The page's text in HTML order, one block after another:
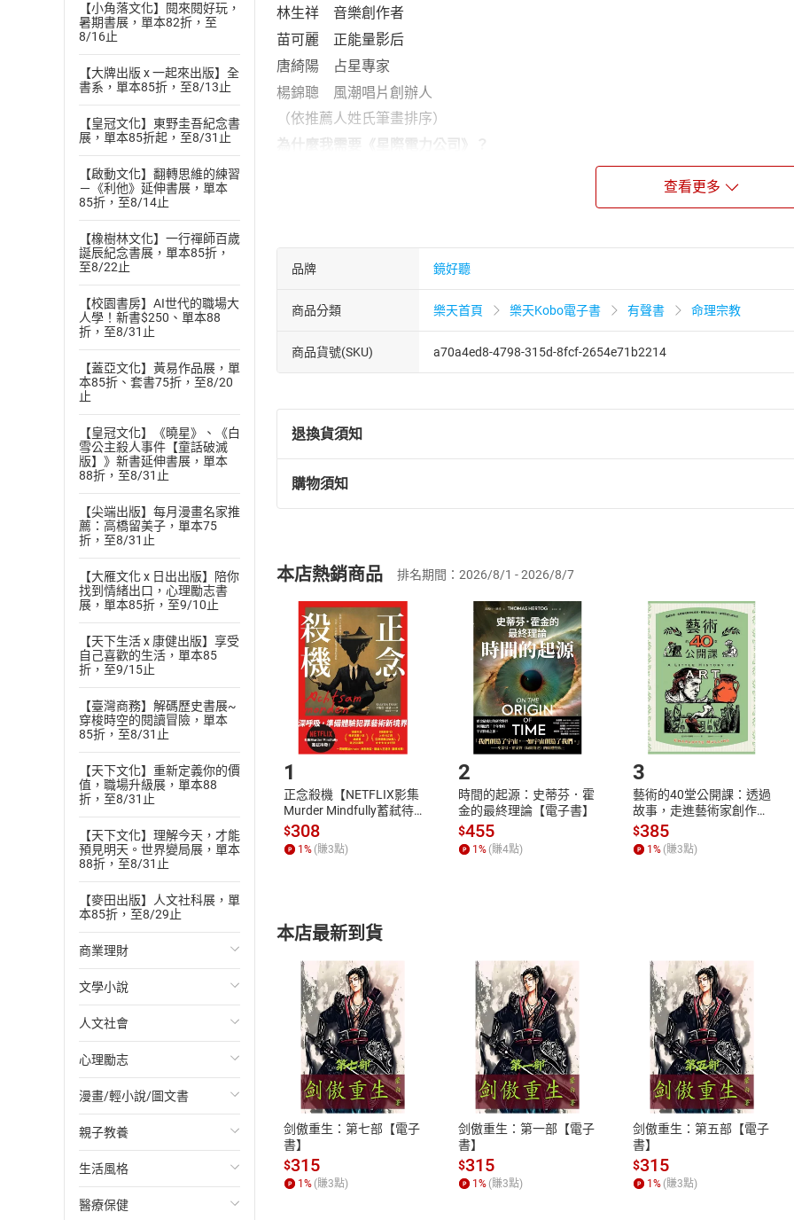
【小角落文化】閱來閱好玩，
暑期書展，單本82折，至
8/16止
【大牌出版 x 一起來出版】全
書系，單本85折，至8/13止
【皇冠文化】東野圭吾紀念書
展，單本85折起，至8/31止
【啟動文化】翻轉思維的練習
－《利他》延伸書展，單本
85折，至8/14止
【橡樹林文化】一行禪師百歲
誕辰紀念書展，單本85折，
至8/22止
【校園書房】AI世代的職場大
人學！新書$250、單本88
折，至8/31止
【蓋亞文化】黃易作品展，單
本85折、套書75折，至8/20
止
【皇冠文化】《曉星》、《白
雪公主殺人事件【童話破滅
版】》新書延伸書展，單本
88折，至8/31止
【尖端出版】每月漫畫名家推
薦：高橋留美子，單本75
折，至8/31止
【大雁文化 x 日出出版】陪你
找到情緒出口，心理勵志書
展，單本85折，至9/10止
【天下生活 x 康健出版】享受
自己喜歡的生活，單本85
折，至9/15止
【臺灣商務】解碼歷史書展~
穿梭時空的閱讀冒險，單本
85折，至8/31止
【天下文化】重新定義你的價
值，職場升級展，單本88
折，至8/31止
【天下文化】理解今天，才能
預見明天。世界變局展，單本
88折，至8/31止
【麥田出版】人文社科展，單
本85折，至8/29止
商業理財
投資理財
經濟/趨勢
財務/金融
管理/領導
職場工作術
成功法
行銷/廣告
文學小說
歐美文學
日本文學
韓國文學
華文文學
經典文學
成長/家庭生活小說
人文社會
國際關係
政治
社會科學
台灣/中國歷史
日/韓歷史
心理勵志
心靈成長/情緒
人際關係
兩性關係
心理學
漫畫/輕小說/圖文書
輕小說
奇幻/科幻
愛情故事
親子教養
教育現場
兒童文學/故事
生活風格
飲食/食譜
醫療保健
林生祥 音樂創作者
苗可麗 正能量影后
唐綺陽 占星專家
楊錦聰 風潮唱片創辦人
（依推薦人姓氏筆畫排序）
為什麼我需要《星際電力公司》？
切身實用：匯集每個人在生命和生活中，可能遇到或需要的13種心靈情境
清晰簡單：透過真實故事或網友投稿內容的改編案例，透澈體會充電法則
張之愷／太陽的紅天行者
2017年以前，穿梭在三次元世界中，以優雅而游刃有餘的身姿，跨界於大學教授
術療癒等不同的身份之間。
2017年之後，與「時間法則」13月亮曆法的相遇，自此打開穿越四次元門戶。在
左右腦平衡的特質與天賦，使他兼具多項專業，從不同的科際視域中凝鍊出一種
癒，應用在劇場、音樂與馬雅教學之中。
多元創作包含：量子療癒劇場《零點場。空》、《零點場2—看見未知的創傷》、
與《氣血養生》等音樂專輯；以及《畫趣生活》和《穿越亞馬遜》十餘本文字著作。
目前積極投入星際馬雅13月亮曆法的推廣，創作《1320全腦調頻音樂導引》，從
查看更多
品牌 鏡好聽
商品分類 樂天首頁 樂天Kobo電子書 有聲書 命理宗教
商品貨號(SKU) a70a4ed8-4798-315d-8fcf-2654e71b2214
退換貨須知
退換貨規定：
(一)依消費者保護法第19條第1項後段暨通訊交易解除權合理例外情事適用
(二)消費者訂購本店鋪之商品即代表知悉本店鋪所銷售之商品為電子書，屬
且已下載/存取電子書，不得請求退貨退款。
退貨方式：您欲取消訂單或辦理退貨時，請登入樂天市場，並於「我的訂單」
貨」，本店鋪將依您的申請進行審核，待審核通過後將為您辦理退款事宜。
請注意，樂天市場須以整筆訂單為單位進行取消/退貨，恕無法以單支商品取
購物須知
挑選商品
Choose
放入購物車
Shopping cart
登入帳號
Login
購書後，如何開始使用？
Step1.選擇閱讀載具 Step2.登入
付款方式
ATM轉帳、信用卡、LINE PAY、AFTEE
退換貨規範
本店是否提供消費者保護法七日猶
之權利，遽消費者保護法及通訊交
除權合理例外情事適用準則，依商
質各有不同規定。詳細退換貨說明
照各商品說明。
本店熱銷商品 排名期間：2026/8/1 - 2026/8/7
1
正念殺機【NETFLIX影集
Murder Mindfully蓄弒待
發】【電子書】
$308
1 % (賺3點)
2
時間的起源：史蒂芬．霍
金的最終理論【電子書】
$455
1 % (賺4點)
3
藝術的40堂公開課：透過
故事，走進藝術家創作現
場，看藝術如何誕生、如
何形塑人類生活【電子
書】
$385
1 % (賺3點)
本店最新到貨
剑傲重生：第七部【電子
書】
$315
1 % (賺3點)
剑傲重生：第一部【電子
書】
$315
1 % (賺3點)
剑傲重生：第五部【電子
書】
$315
1 % (賺3點)